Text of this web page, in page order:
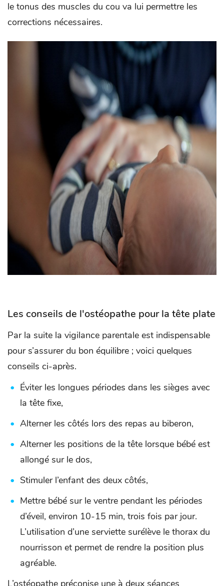
le tonus des muscles du cou va lui permettre les
corrections nécessaires.
Les conseils de l'ostéopathe pour la tête plate
Par la suite la vigilance parentale est indispensable
pour s’assurer du bon équilibre ; voici quelques
conseils ci-après.
Éviter les longues périodes dans les sièges avec
la tête fixe,
Alterner les côtés lors des repas au biberon,
Alterner les positions de la tête lorsque bébé est
allongé sur le dos,
Stimuler l’enfant des deux côtés,
Mettre bébé sur le ventre pendant les périodes
d’éveil, environ 10-15 min, trois fois par jour.
L’utilisation d’une serviette surélève le thorax du
nourrisson et permet de rendre la position plus
agréable.